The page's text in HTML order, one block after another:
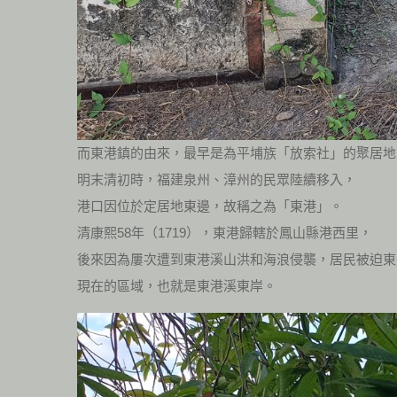
而東港鎮的由來，最早是為平埔族「放索社」的聚居
明末清初時，福建泉州、漳州的民眾陸續移入，
港口因位於定居地東邊，故稱之為「東港」。
清康熙58年（1719），東港歸轄於鳳山縣港西里，
後來因為屢次遭到東港溪山洪和海浪侵襲，居民被迫
現在的區域，也就是東港溪東岸。